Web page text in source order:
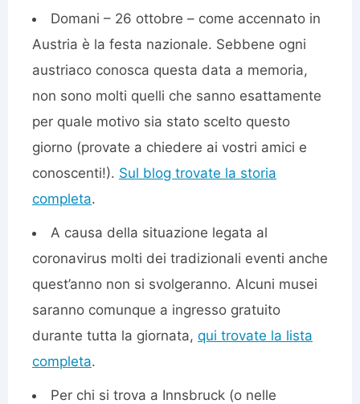
Domani – 26 ottobre – come accennato in
Austria è la festa nazionale. Sebbene ogni
austriaco conosca questa data a memoria,
non sono molti quelli che sanno esattamente
per quale motivo sia stato scelto questo
giorno (provate a chiedere ai vostri amici e
conoscenti!). Sul blog trovate la storia
completa.
A causa della situazione legata al
coronavirus molti dei tradizionali eventi anche
quest’anno non si svolgeranno. Alcuni musei
saranno comunque a ingresso gratuito
durante tutta la giornata, qui trovate la lista
completa.
Per chi si trova a Innsbruck (o nelle